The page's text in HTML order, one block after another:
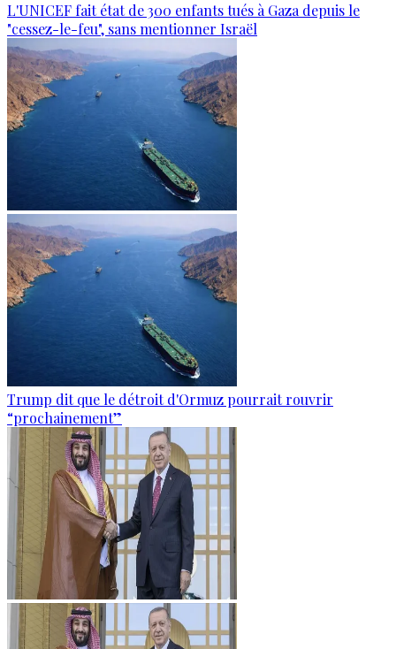
L'UNICEF fait état de 300 enfants tués à Gaza depuis le
"cessez-le-feu", sans mentionner Israël
Trump dit que le détroit d'Ormuz pourrait rouvrir
“prochainement”